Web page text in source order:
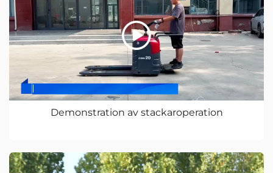
Demonstration av stackaroperation